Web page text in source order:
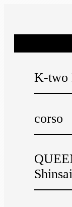
K-two
corso